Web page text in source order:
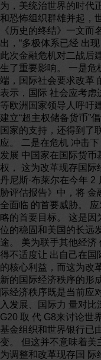
为，美统治世界的时代
和恐怖组织群雄并起，
《历史的终结》一文而
出，“多极体系已经 出
此次金融危机对二战后
生了重要影响。 一是危
端，国际社会要求改革
表示，国际 社会应考虑
等欧洲国家领导人呼吁
建立“超主权储备货币”
国家的支持，还得到了
应。 二是在危机 冲击
发展 中国家在国际货币
权， 这为改革现存国际
丹尼斯·布莱尔在今年
胁评估报告》中，将
全面临 的首要威胁。
略的首要目标。 这是
位的稳固和美国的长远
途。 美为联手其他经济
得不适度让 出自己在国
的核心利益，而这为改
新的国际经济秩序的形
际经济秩序既是当前应
入发展、国际力 量对比
G20 取 代 G8来讨论世
基金组织和世界银行已
变。 但这并不意味着美
为调整和改革现存国